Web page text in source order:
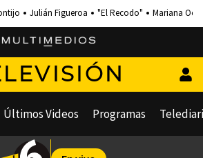
Julián Figueroa "El Recodo" Mariana
Últimos Videos Programas